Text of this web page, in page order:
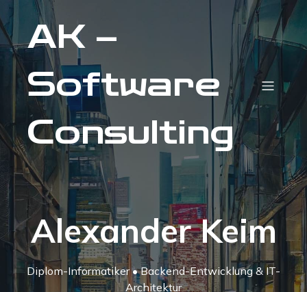
AK –
Software
Consulting
Alexander Keim
Diplom-Informatiker • Backend-Entwicklung & IT-
Architektur